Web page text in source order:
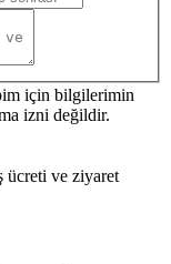
için bilgilerimin
izni değildir.
ücreti ve ziyaret